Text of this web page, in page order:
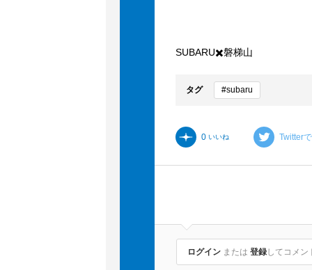
SUBARU✖️磐梯山
タグ #subaru
0 いいね Twitter
ログイン または 登録 してコメン